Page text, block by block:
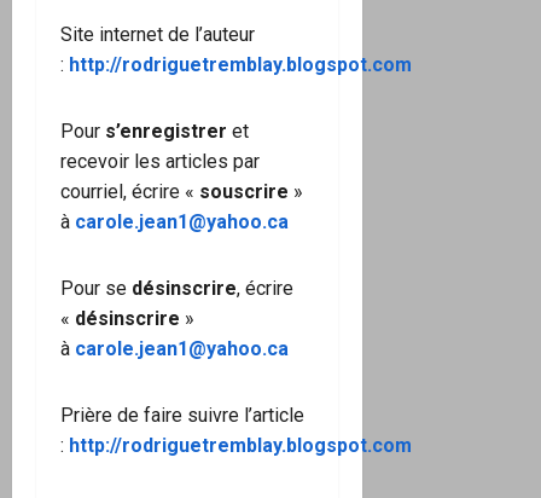
Site internet de l’auteur
: http://rodriguetremblay.blogspot.com
Pour s’enregistrer et
recevoir les articles par
courriel, écrire « souscrire »
à carole.jean1@yahoo.ca
Pour se désinscrire, écrire
« désinscrire »
à carole.jean1@yahoo.ca
Prière de faire suivre l’article
: http://rodriguetremblay.blogspot.com